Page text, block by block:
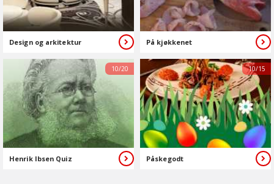
Design og arkitektur På kjøkkenet
Henrik Ibsen Quiz
10/20
Påskegodt
10/15